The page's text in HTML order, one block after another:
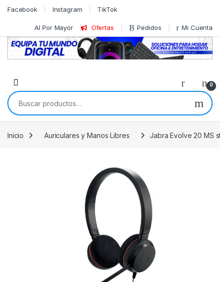
Skip to navigation
Skip to content
Facebook Instagram TikTok
Al Por Mayor Ofertas Pedidos Mi Cuenta
0
Buscar por:
Inicio Auriculares y Manos Libres Jabra Evolve 20 MS